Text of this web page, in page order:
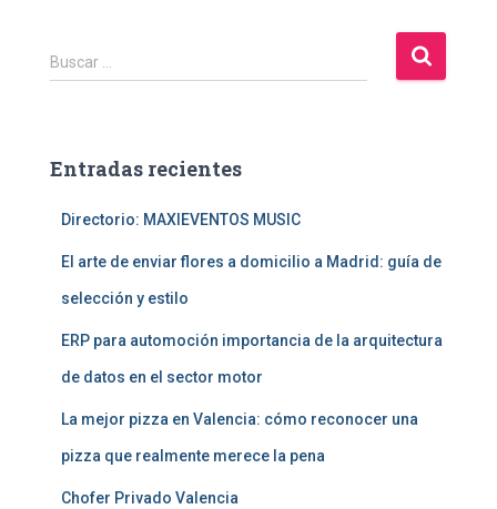
B
u
r
Buscar …
Entradas recientes
Directorio: MAXIEVENTOS MUSIC
El arte de enviar flores a domicilio a Madrid: guía de
selección y estilo
ERP para automoción importancia de la arquitectura
de datos en el sector motor
La mejor pizza en Valencia: cómo reconocer una
pizza que realmente merece la pena
Chofer Privado Valencia